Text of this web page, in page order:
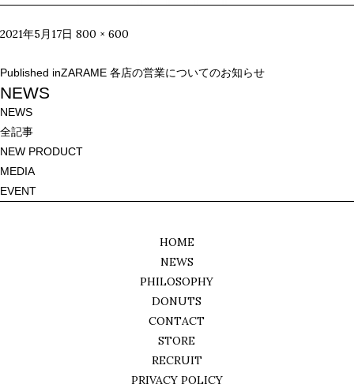
Posted
2021年5月17日 Full
800 × 600
投
稿
ナ
ビ
ゲ
ー
シ
Published inZARAME 各店の営業についてのお知らせ
NEWS
NEWS
全記事
NEW PRODUCT
MEDIA
EVENT
HOME
NEWS
PHILOSOPHY
DONUTS
CONTACT
STORE
RECRUIT
PRIVACY POLICY